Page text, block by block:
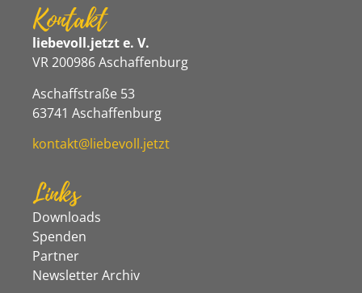
Kontakt
liebevoll.jetzt e. V.
VR 200986 Aschaffenburg
Aschaffstraße 53
63741 Aschaffenburg
kontakt@liebevoll.jetzt
Links
Downloads
Spenden
Partner
Newsletter Archiv